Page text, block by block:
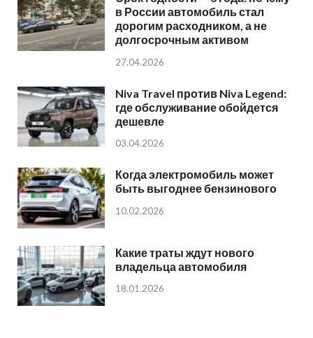
в России автомобиль стал
дорогим расходником, а не
долгосрочным активом
27.04.2026
Niva Travel против Niva Legend:
где обслуживание обойдется
дешевле
03.04.2026
Когда электромобиль может
быть выгоднее бензинового
10.02.2026
Какие траты ждут нового
владельца автомобиля
18.01.2026